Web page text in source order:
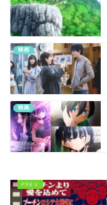
映画
映画